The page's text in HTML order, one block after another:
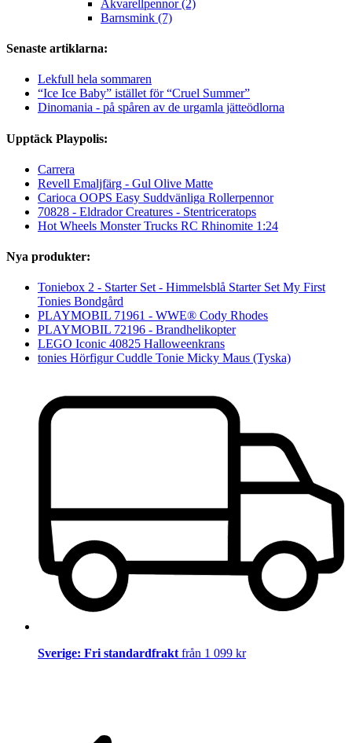
Akvarellpennor (2)
Barnsmink (7)
Senaste artiklarna:
Lekfull hela sommaren
“Ice Ice Baby” istället för “Cruel Summer”
Dinomania - på spåren av de urgamla jätteödlorna
Upptäck Playpolis:
Carrera
Revell Emaljfärg - Gul Olive Matte
Carioca OOPS Easy Suddvänliga Rollerpennor
70828 - Eldrador Creatures - Stentriceratops
Hot Wheels Monster Trucks RC Rhinomite 1:24
Nya produkter:
Toniebox 2 - Starter Set - Himmelsblå Starter Set My First
Tonies Bondgård
PLAYMOBIL 71961 - WWE® Cody Rhodes
PLAYMOBIL 72196 - Brandhelikopter
LEGO Iconic 40825 Halloweenkrans
tonies Hörfigur Cuddle Tonie Micky Maus (Tyska)
Sverige: Fri standardfrakt från 1 099 kr